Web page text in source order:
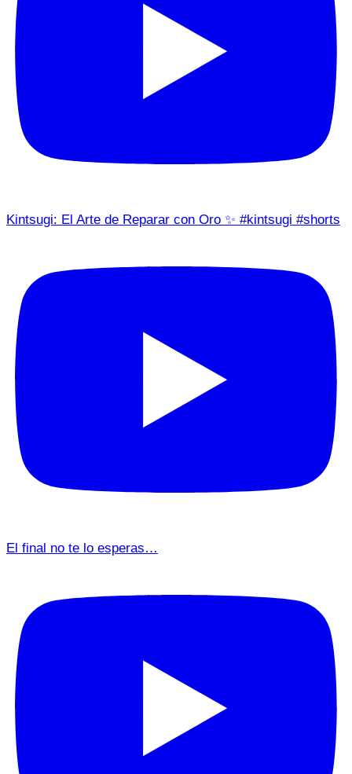
Kintsugi: El Arte de Reparar con Oro ✨ #kintsugi #shorts
El final no te lo esperas…